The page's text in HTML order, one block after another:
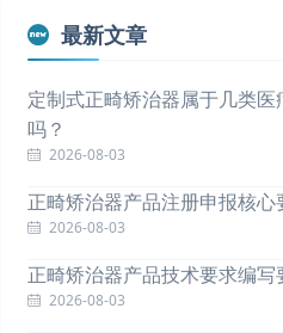
最新文章
定制式正畸矫治器属于几类
吗？
2026-08-03
正畸矫治器产品注册申报核心
2026-08-03
正畸矫治器产品技术要求编写
2026-08-03